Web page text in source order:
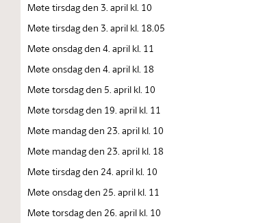
Møte tirsdag den 3. april kl. 10
Møte tirsdag den 3. april kl. 18.05
Møte onsdag den 4. april kl. 11
Møte onsdag den 4. april kl. 18
Møte torsdag den 5. april kl. 10
Møte torsdag den 19. april kl. 11
Møte mandag den 23. april kl. 10
Møte mandag den 23. april kl. 18
Møte tirsdag den 24. april kl. 10
Møte onsdag den 25. april kl. 11
Møte torsdag den 26. april kl. 10